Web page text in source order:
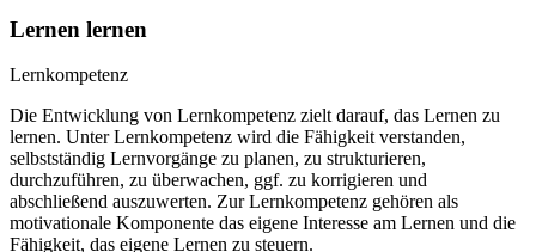
Lernen lernen
Lernkompetenz
Die Entwicklung von Lernkompetenz zielt darauf, das Lernen zu
lernen. Unter Lernkompetenz wird die Fähigkeit verstanden,
selbstständig Lernvorgänge zu planen, zu strukturieren,
durchzuführen, zu überwachen, ggf. zu korrigieren und
abschließend auszuwerten. Zur Lernkompetenz gehören als
motivationale Komponente das eigene Interesse am Lernen und die
Fähigkeit, das eigene Lernen zu steuern.